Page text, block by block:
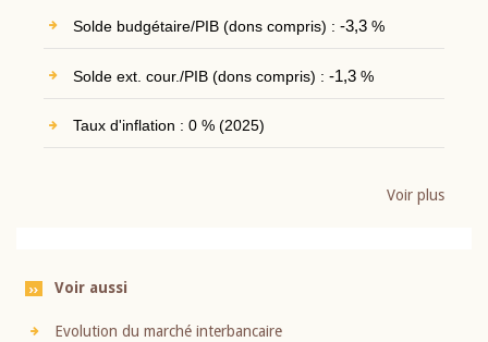
Solde budgétaire/PIB (dons compris) : -3,3%
Solde ext. cour./PIB (dons compris) : -1,3%
Taux d'inflation : 0 % (2025)
Voir plus
Voir aussi
Evolution du marché interbancaire